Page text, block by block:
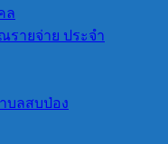
ล
ายจ่าย ประจำ
บลสบป่อง
บ